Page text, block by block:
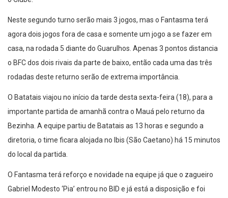
o Clube.
Neste segundo turno serão mais 3 jogos, mas o Fantasma terá
agora dois jogos fora de casa e somente um jogo a se fazer em
casa, na rodada 5 diante do Guarulhos. Apenas 3 pontos distancia
o BFC dos dois rivais da parte de baixo, então cada uma das três
rodadas deste returno serão de extrema importância.
O Batatais viajou no início da tarde desta sexta-feira (18), para a
importante partida de amanhã contra o Mauá pelo returno da
Bezinha. A equipe partiu de Batatais as 13 horas e segundo a
diretoria, o time ficara alojada no Ibis (São Caetano) há 15 minutos
do local da partida.
O Fantasma terá reforço e novidade na equipe já que o zagueiro
Gabriel Modesto ‘Pia’ entrou no BID e já está a disposição e foi